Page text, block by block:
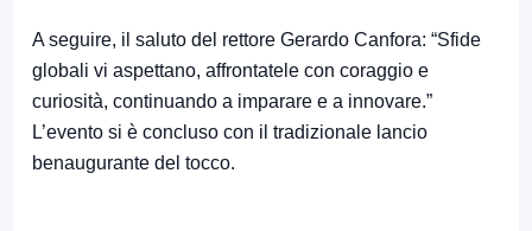
A seguire, il saluto del rettore Gerardo Canfora: “Sfide
globali vi aspettano, affrontatele con coraggio e
curiosità, continuando a imparare e a innovare.”
L’evento si è concluso con il tradizionale lancio
benaugurante del tocco.